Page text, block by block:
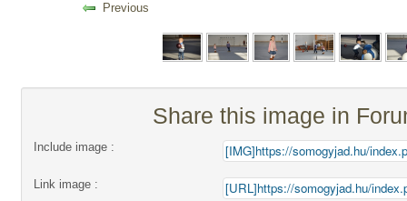
Previous
Share this image in
Include image :
Link image :